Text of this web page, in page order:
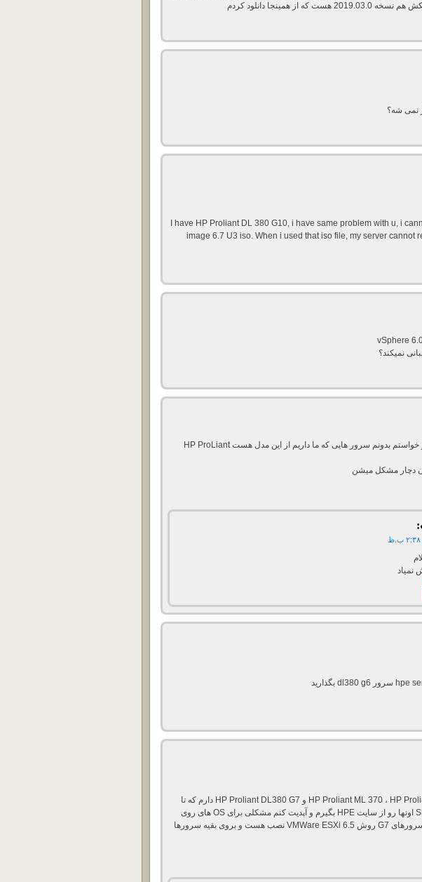
از همینجا دانلود کردم
نمی شه؟
I have HP Proliant DL 380 G10, i have same problem with u, i
image 6.7 U3 iso. When i used that iso file, my server cannot
با سلام خدمت دوستان عزیز خواستم بدونم سرور هایی که ما داریم از این مدل هست HP ProLiant
دچار مشکل میشن
نمیاد
من 3 سرور HP Proliant ML 370 ، HP Proliant DL580 G5 و HP Proliant DL380 G7 دارم که تا
حالا آپدیت نشدن.اگر من SPP اونها رو از سایت HPE بگیرم و آپدیت کنم مشکلی برای OS های روی
سرورها پیش نمیاد؟یکی از سرورهای G7 روش VMWare ESXi 6.5 نصب هست و بروی بقیه سرورها